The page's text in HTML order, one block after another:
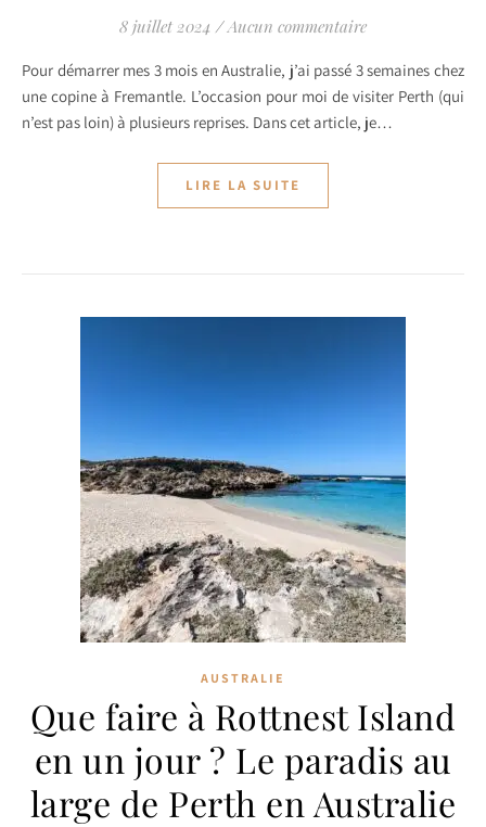
8 juillet 2024 / Aucun commentaire
Pour démarrer mes 3 mois en Australie, j’ai passé 3 semaines chez
une copine à Fremantle. L’occasion pour moi de visiter Perth (qui
n’est pas loin) à plusieurs reprises. Dans cet article, je…
LIRE LA SUITE
AUSTRALIE
Que faire à Rottnest Island
en un jour ? Le paradis au
large de Perth en Australie